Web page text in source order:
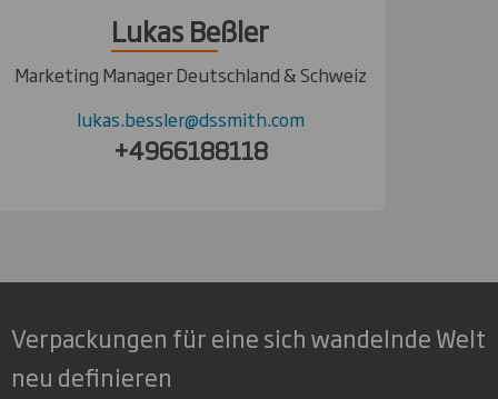
Lukas Beßler
Marketing Manager Deutschland & Schweiz
lukas.bessler@dssmith.com
+4966188118
Verpackungen für eine sich wandelnde Welt
neu definieren